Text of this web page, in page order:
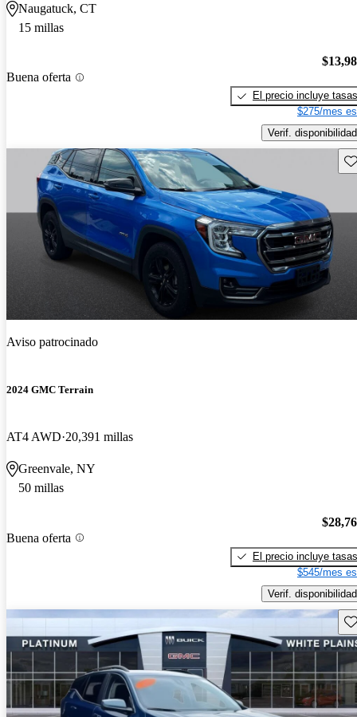
Naugatuck, CT
15 millas
Buena oferta
El precio incluye tasas
$275/mes
Verif. disponibilidad
Aviso patrocinado
2024 GMC Terrain
AT4 AWD 20,391 millas
Greenvale, NY
50 millas
Buena oferta
El precio incluye tasas
$545/mes
Verif. disponibilidad